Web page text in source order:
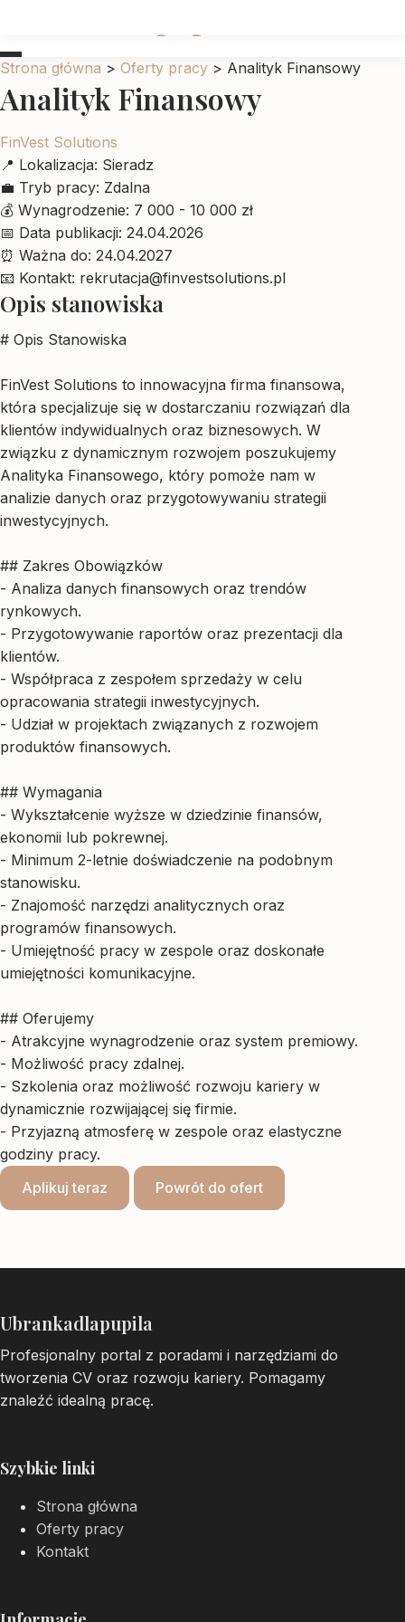
Strona główna > Oferty pracy > Analityk Finansowy
Analityk Finansowy
FinVest Solutions
📍 Lokalizacja: Sieradz
💼 Tryb pracy: Zdalna
💰 Wynagrodzenie: 7 000 - 10 000 zł
📅 Data publikacji: 24.04.2026
⏰ Ważna do: 24.04.2027
📧 Kontakt: rekrutacja@finvestsolutions.pl
Opis stanowiska
# Opis Stanowiska
FinVest Solutions to innowacyjna firma finansowa,
która specjalizuje się w dostarczaniu rozwiązań dla
klientów indywidualnych oraz biznesowych. W
związku z dynamicznym rozwojem poszukujemy
Analityka Finansowego, który pomoże nam w
analizie danych oraz przygotowywaniu strategii
inwestycyjnych.
## Zakres Obowiązków
- Analiza danych finansowych oraz trendów
rynkowych.
- Przygotowywanie raportów oraz prezentacji dla
klientów.
- Współpraca z zespołem sprzedaży w celu
opracowania strategii inwestycyjnych.
- Udział w projektach związanych z rozwojem
produktów finansowych.
## Wymagania
- Wykształcenie wyższe w dziedzinie finansów,
ekonomii lub pokrewnej.
- Minimum 2-letnie doświadczenie na podobnym
stanowisku.
- Znajomość narzędzi analitycznych oraz
programów finansowych.
- Umiejętność pracy w zespole oraz doskonałe
umiejętności komunikacyjne.
## Oferujemy
- Atrakcyjne wynagrodzenie oraz system premiowy.
- Możliwość pracy zdalnej.
- Szkolenia oraz możliwość rozwoju kariery w
dynamicznie rozwijającej się firmie.
- Przyjazną atmosferę w zespole oraz elastyczne
godziny pracy.
Aplikuj teraz
Powrót do ofert
Ubrankadlapupila
Profesjonalny portal z poradami i narzędziami do
tworzenia CV oraz rozwoju kariery. Pomagamy
znaleźć idealną pracę.
Szybkie linki
Strona główna
Oferty pracy
Kontakt